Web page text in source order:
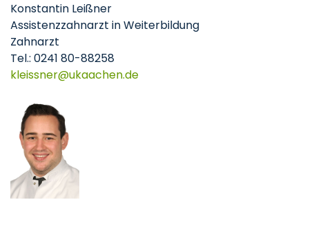
Konstantin Leißner
Assistenzzahnarzt in Weiterbildung
Zahnarzt
Tel.: 0241 80-88258
kleissner
ukaachende